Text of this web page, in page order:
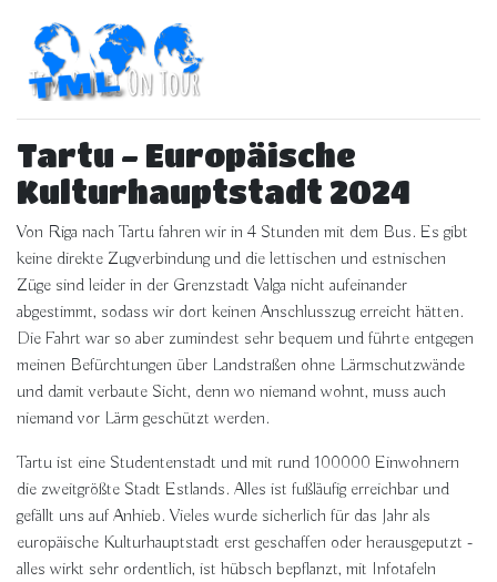
Tartu - Europäische
Kulturhauptstadt 2024
Von Riga nach Tartu fahren wir in 4 Stunden mit dem Bus. Es gibt
keine direkte Zugverbindung und die lettischen und estnischen
Züge sind leider in der Grenzstadt Valga nicht aufeinander
abgestimmt, sodass wir dort keinen Anschlusszug erreicht hätten.
Die Fahrt war so aber zumindest sehr bequem und führte entgegen
meinen Befürchtungen über Landstraßen ohne Lärmschutzwände
und damit verbaute Sicht, denn wo niemand wohnt, muss auch
niemand vor Lärm geschützt werden.
Tartu ist eine Studentenstadt und mit rund 100000 Einwohnern
die zweitgrößte Stadt Estlands. Alles ist fußläufig erreichbar und
gefällt uns auf Anhieb. Vieles wurde sicherlich für das Jahr als
europäische Kulturhauptstadt erst geschaffen oder herausgeputzt -
alles wirkt sehr ordentlich, ist hübsch bepflanzt, mit Infotafeln